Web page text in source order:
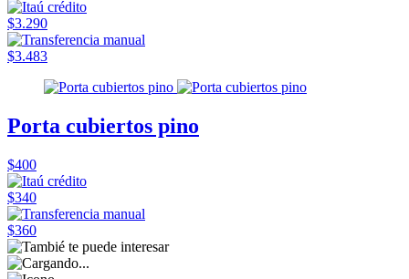
$3.290
$3.483
Porta cubiertos pino
$400
$340
$360